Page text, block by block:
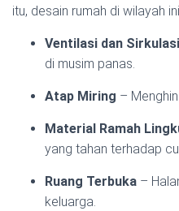
itu, desain rumah di wilayah
Ventilasi dan
di musim panas.
Atap Miring –
Material Ramah
yang tahan terhadap
Ruang Terbuka –
keluarga.